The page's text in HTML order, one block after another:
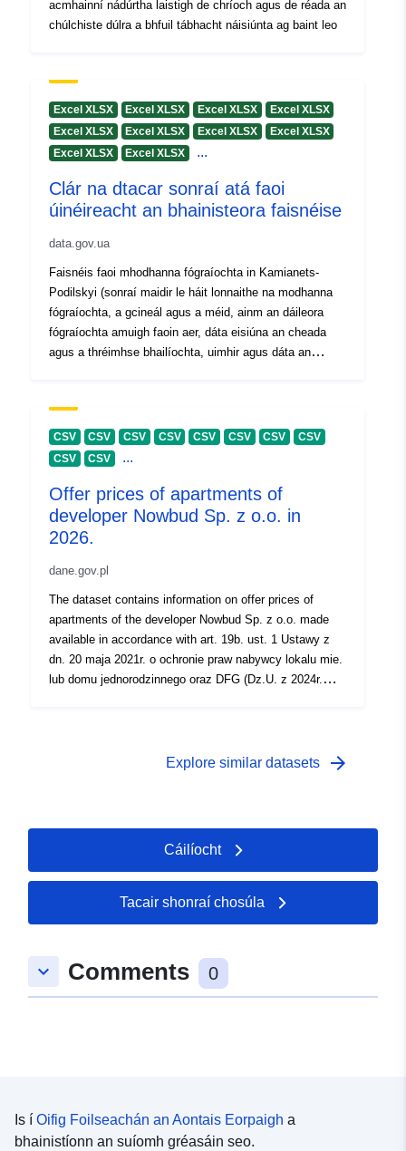
acmhainní nádúrtha laistigh de chríoch agus de réada an
chúlchiste dúlra a bhfuil tábhacht náisiúnta ag baint leo
Excel XLSX Excel XLSX Excel XLSX
Excel XLSX
Excel XLSX
Excel XLSX Excel XLSX
Excel XLSX
Excel XLSX
Excel XLSX ...
Clár na dtacar sonraí atá faoi
úinéireacht an bhainisteora faisnéise
data.gov.ua
Faisnéis faoi mhodhanna fógraíochta in Kamianets-
Podilskyi (sonraí maidir le háit lonnaithe na modhanna
fógraíochta, a gcineál agus a méid, ainm an dáileora
fógraíochta amuigh faoin aer, dáta eisiúna an cheada
agus a thréimhse bhailíochta, uimhir agus dáta an
CSV CSV CSV CSV CSV CSV CSV
CSV
CSV
CSV ...
Offer prices of apartments of
developer Nowbud Sp. z o.o. in
2026.
dane.gov.pl
The dataset contains information on offer prices of
apartments of the developer Nowbud Sp. z o.o. made
available in accordance with art. 19b. ust. 1 Ustawy z
dn. 20 maja 2021r. o ochronie praw nabywcy lokalu mie.
lub domu jednorodzinnego oraz DFG (Dz.U. z 2024r.
Explore similar datasets arrow_forward
Cáilíocht
Tacair shonraí chosúla
keyboard_arrow_down Comments 0
Is í Oifig Foilseachán an Aontais Eorpaigh a
bhainistíonn an suíomh gréasáin seo.